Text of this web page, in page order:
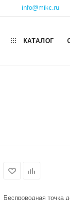
info@mikc.ru
КАТАЛОГ
Беспроводная точка